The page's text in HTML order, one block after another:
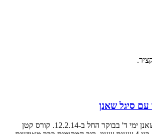
עם סיגל שאנן
ללמוד אייפק עם סיגל שאנן ימי ד' בבוקר החל ב-12.2.14. קורס קטן